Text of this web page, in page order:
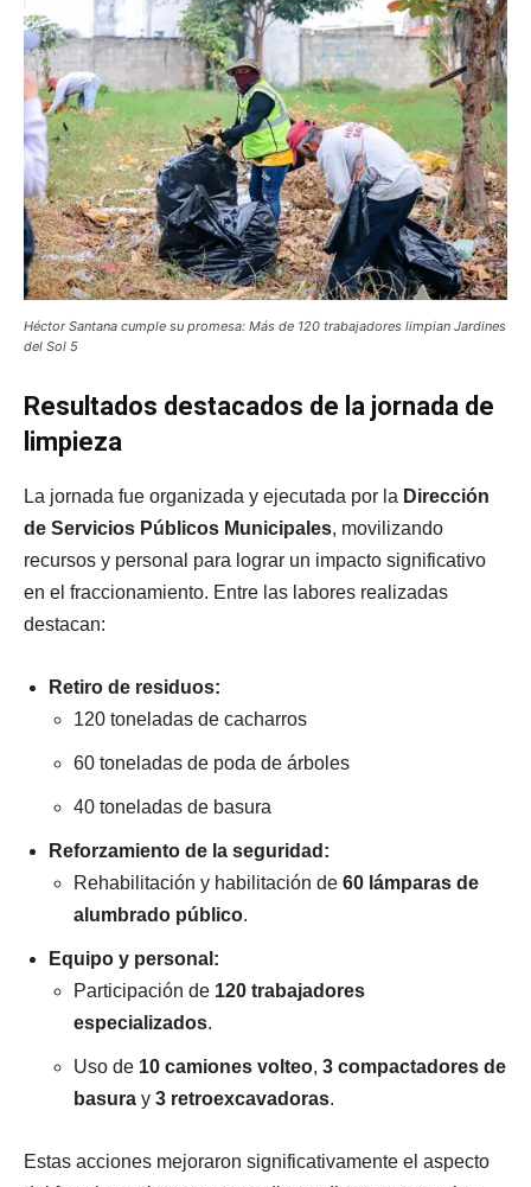
Héctor Santana cumple su promesa: Más de 120 trabajadores limpian Jardines
del Sol 5
Resultados destacados de la jornada de
limpieza
La jornada fue organizada y ejecutada por la Dirección
de Servicios Públicos Municipales, movilizando
recursos y personal para lograr un impacto significativo
en el fraccionamiento. Entre las labores realizadas
destacan:
Retiro de residuos:
120 toneladas de cacharros
60 toneladas de poda de árboles
40 toneladas de basura
Reforzamiento de la seguridad:
Rehabilitación y habilitación de 60 lámparas de
alumbrado público.
Equipo y personal:
Participación de 120 trabajadores
especializados.
Uso de 10 camiones volteo, 3 compactadores de
basura y 3 retroexcavadoras.
Estas acciones mejoraron significativamente el aspecto